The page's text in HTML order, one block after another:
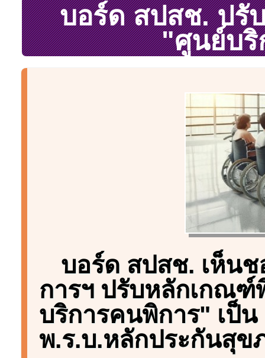
บอร์ด สปสช. ปรั
"ศูนย์บริ
บอร์ด สปสช. เห็น
การฯ ปรับหลักเกณ
บริการคนพิการ" เป็
พ.ร.บ.หลักประกันสุข